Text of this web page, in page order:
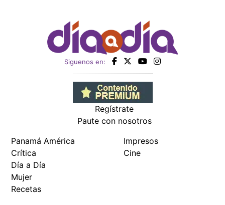
Siguenos en:
Regístrate
Paute con nosotros
Panamá América
Crítica
Día a Día
Mujer
Recetas
Impresos
Cine